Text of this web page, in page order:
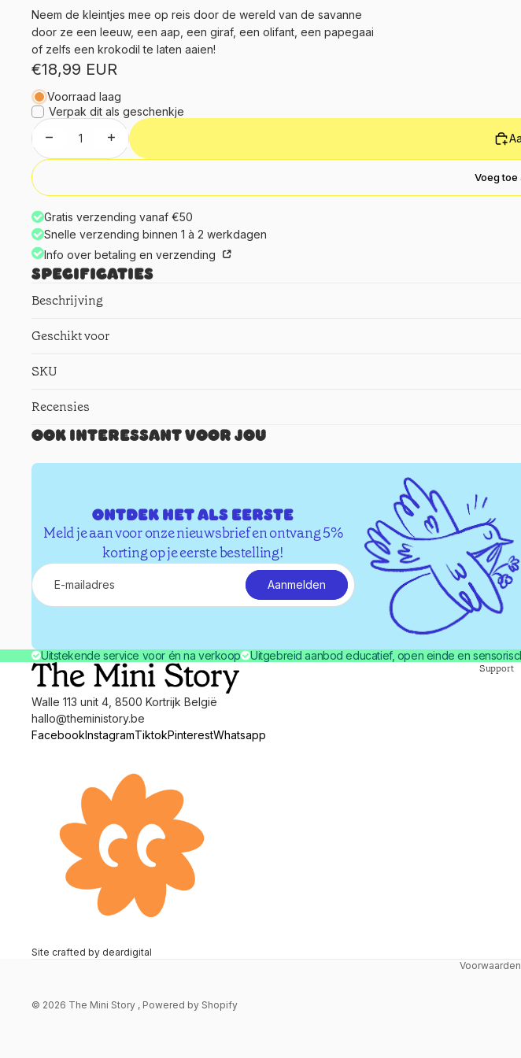
Neem de kleintjes mee op reis door de wereld van de savanne
door ze een leeuw, een aap, een giraf, een olifant, een papegaai
of zelfs een krokodil te laten aaien!
€18,99 EUR
Voorraad laag
Verpak dit als geschenkje
Aantal verlagenAantal verhogen
Voeg toe
Gratis verzending vanaf €50
Snelle verzending binnen 1 à 2 werkdagen
Info over betaling en verzending
Specificaties
Beschrijving
Geschikt voor
SKU
Recensies
Ook interessant voor jou
Ontdek het als eerste
Meld je aan voor onze nieuwsbrief en ontvang 5%
korting op je eerste bestelling!
E-mail
Aanmelden
Uitstekende service voor én na verkoop Uitgebreid aanbod educatief, open einde en
Walle 113 unit 4, 8500 Kortrijk België
hallo@theministory.be
FacebookInstagramTiktokPinterestWhatsapp
Support
Site crafted by deardigital
© 2026 The Mini Story , Powered by Shopify